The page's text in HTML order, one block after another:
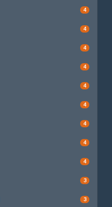
4
4
4
4
4
4
4
4
4
3
3